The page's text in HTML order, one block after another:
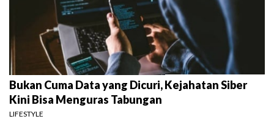
Bukan Cuma Data yang Dicuri, Kejahatan Siber
Kini Bisa Menguras Tabungan
LIFESTYLE